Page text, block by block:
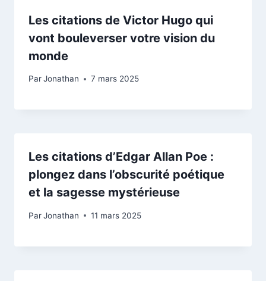
Les citations de Victor Hugo qui
vont bouleverser votre vision du
monde
ParJonathan 7 mars 2025
Les citations d’Edgar Allan Poe :
plongez dans l’obscurité poétique
et la sagesse mystérieuse
ParJonathan 11 mars 2025